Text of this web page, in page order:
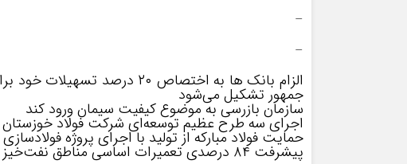
–
–
الزام بانک ها به اختصاص
جمهور تشکیل می‌شود
سازمان بازرسی به موضوع کیفیت سیمان ورود کند
اجرای سه طرح عظیم توسعه‌ای شرکت فولاد خوزستان
حمایت فولاد مبارکه از تولید با اجرای پروژه
پیشرفت ۸۴ درصدی تعمیرات اساسی مناطق نفت‌خیز جنوب